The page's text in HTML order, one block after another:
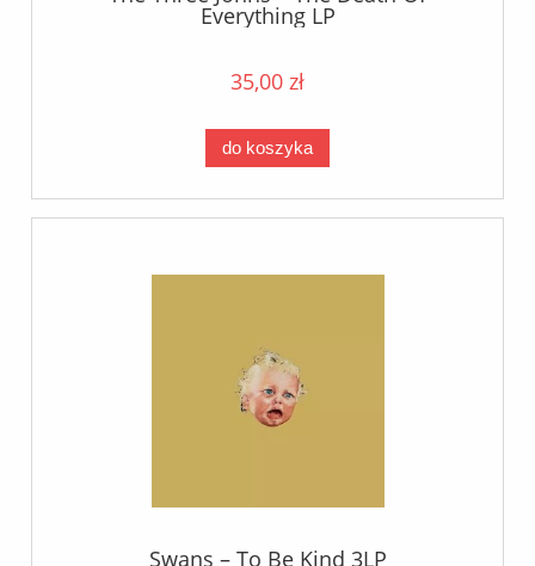
Everything LP
35,00 zł
do koszyka
Swans ‎– To Be Kind 3LP